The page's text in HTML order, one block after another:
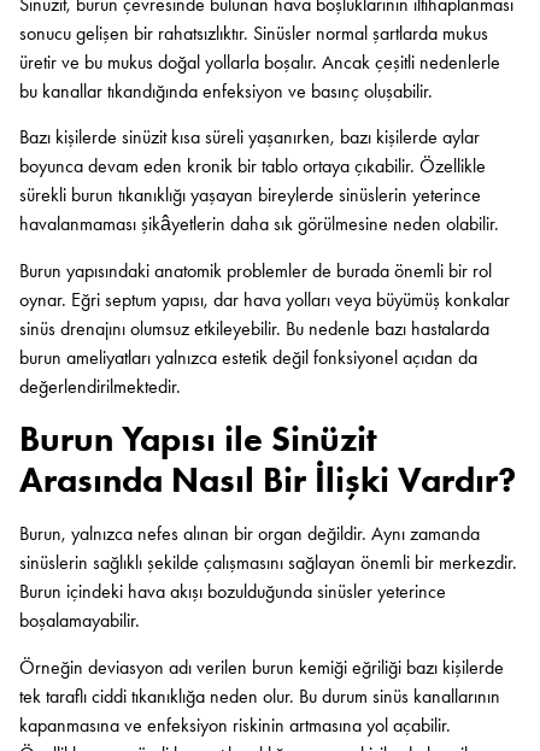
sonucu gelişen bir rahatsızlıktır. Sinüsler normal şartlarda mukus
üretir ve bu mukus doğal yollarla boşalır. Ancak çeşitli nedenlerle
bu kanallar tıkandığında enfeksiyon ve basınç oluşabilir.
Bazı kişilerde sinüzit kısa süreli yaşanırken, bazı kişilerde aylar
boyunca devam eden kronik bir tablo ortaya çıkabilir. Özellikle
sürekli burun tıkanıklığı yaşayan bireylerde sinüslerin yeterince
havalanmaması şikâyetlerin daha sık görülmesine neden olabilir.
Burun yapısındaki anatomik problemler de burada önemli bir rol
oynar. Eğri septum yapısı, dar hava yolları veya büyümüş konkalar
sinüs drenajını olumsuz etkileyebilir. Bu nedenle bazı hastalarda
burun ameliyatları yalnızca estetik değil fonksiyonel açıdan da
değerlendirilmektedir.
Burun Yapısı ile Sinüzit
Arasında Nasıl Bir İlişki Vardır?
Burun, yalnızca nefes alınan bir organ değildir. Aynı zamanda
sinüslerin sağlıklı şekilde çalışmasını sağlayan önemli bir merkezdir.
Burun içindeki hava akışı bozulduğunda sinüsler yeterince
boşalamayabilir.
Örneğin deviasyon adı verilen burun kemiği eğriliği bazı kişilerde
tek taraflı ciddi tıkanıklığa neden olur. Bu durum sinüs kanallarının
kapanmasına ve enfeksiyon riskinin artmasına yol açabilir.